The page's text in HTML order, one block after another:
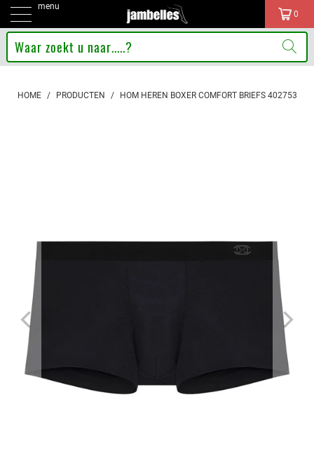
menu
0
HOME / PRODUCTEN / HOM HEREN BOXER COMFORT BRIEFS 402753